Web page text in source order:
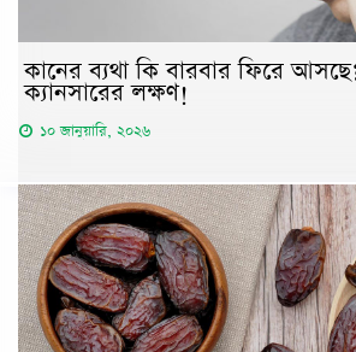
কানের ব্যথা কি বারবার ফিরে
ক্যানসারের লক্ষণ!
১০ জানুয়ারি, ২০২৬